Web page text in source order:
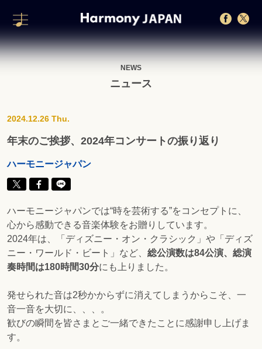
NEWS
ニュース
2024.12.26 Thu.
年末のご挨拶、2024年コンサートの振り返り
ハーモニージャパン
ハーモニージャパンでは“時を芸術する”をコンセプトに、
心から感動できる音楽体験をお贈りしています。
2024年は、「ディズニー・オン・クラシック」や「ディズ
ニー・ワールド・ビート」など、総公演数は84公演、総演
奏時間は180時間30分にも上りました。
発せられた音は2秒かからずに消えてしまうからこそ、一
音一音を大切に、、、。
歓びの瞬間を皆さまとご一緒できたことに感謝申し上げま
す。